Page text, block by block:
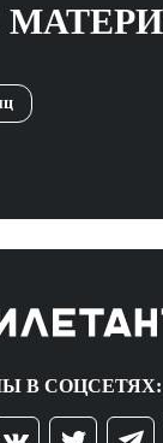
В СОЦСЕТЯХ: